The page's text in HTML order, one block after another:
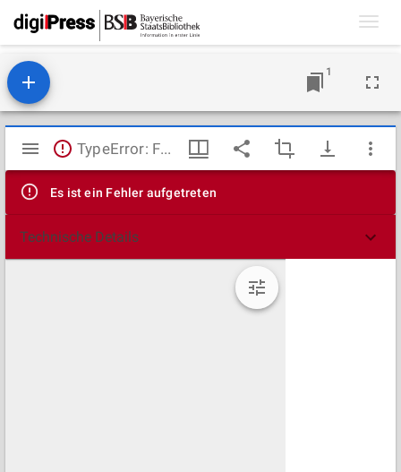
1
Mirador
Viewer
TypeError: Failed to fetch
Es ist ein Fehler aufgetreten
Technische Details